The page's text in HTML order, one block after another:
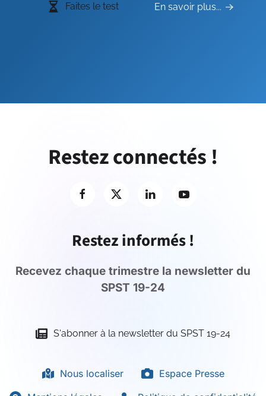
Faites le test En savoir plus...
Restez connectés !
Restez informés !
Recevez chaque trimestre la newsletter du
SPST 19-24
S'abonner à la newsletter du SPST 19-24
Nous localiser Espace Presse